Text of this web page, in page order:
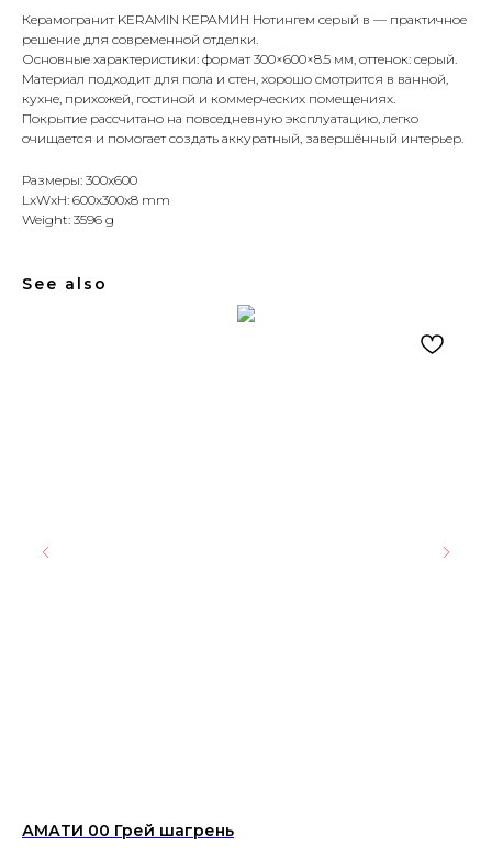
Керамогранит KERAMIN КЕРАМИН Нотингем серый в — практичное
решение для современной отделки.
Основные характеристики: формат 300×600×8.5 мм, оттенок: серый.
Материал подходит для пола и стен, хорошо смотрится в ванной,
кухне, прихожей, гостиной и коммерческих помещениях.
Покрытие рассчитано на повседневную эксплуатацию, легко
очищается и помогает создать аккуратный, завершённый интерьер.
Размеры: 300x600
LxWxH: 600x300x8 mm
Weight: 3596 g
See also
АМАТИ 00 Грей шагрень